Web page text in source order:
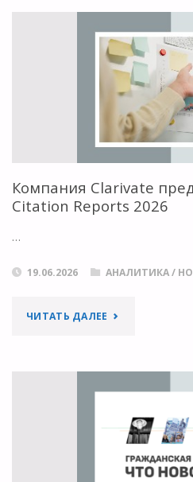
ДАЙДЖЕСТА
«НОВОСТИ
ОТКРЫТОЙ
НАУКИ»"
Компания Clarivate
Citation Reports 2026
…
19.06.2026 АНАЛИТИКА/
ЧИТАТЬ ДАЛЕЕ "КОМПАНИЯ
CITATION
REPORTS